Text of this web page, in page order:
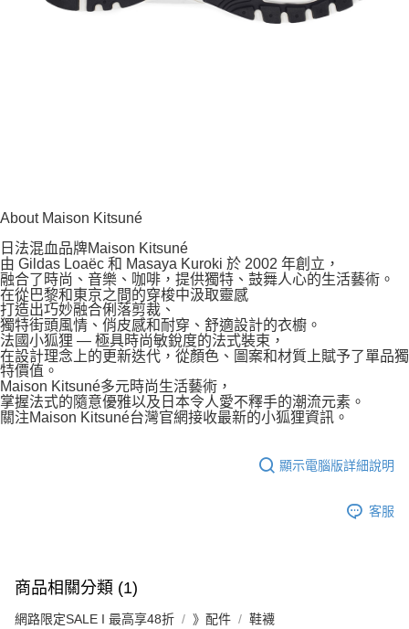
About Maison Kitsuné
日法混血品牌Maison Kitsuné
由 Gildas Loaëc 和 Masaya Kuroki 於 2002 年創立，
融合了時尚、音樂、咖啡，提供獨特、鼓舞人心的生活藝術。
在從巴黎和東京之間的穿梭中汲取靈感
打造出巧妙融合俐落剪裁、
獨特街頭風情、俏皮感和耐穿、舒適設計的衣櫥。
法國小狐狸 — 極具時尚敏銳度的法式裝束，
在設計理念上的更新迭代，從顏色、圖案和材質上賦予了單品獨
特價值。
Maison Kitsuné多元時尚生活藝術，
掌握法式的隨意優雅以及日本令人愛不釋手的潮流元素。
關注Maison Kitsuné台灣官網接收最新的小狐狸資訊。
顯示電腦版詳細說明
客服
商品相關分類 (1)
網路限定SALE I 最高享48折 》配件 鞋襪